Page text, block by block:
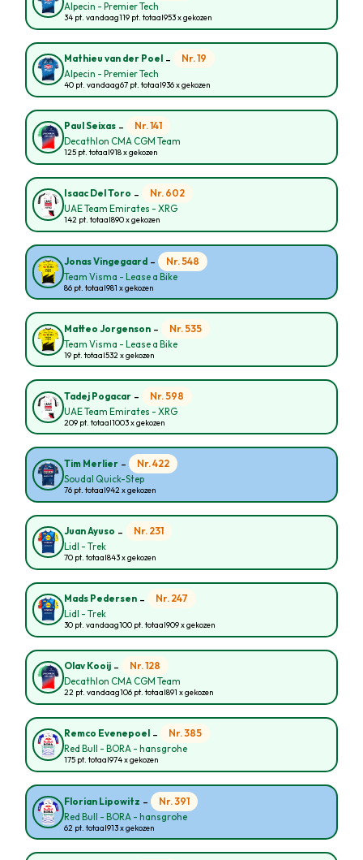
Alpecin - Premier Tech
34 pt. vandaag119 pt. totaal953 x gekozen
Mathieu van der Poel - Nr. 19
Alpecin - Premier Tech
40 pt. vandaag67 pt. totaal936 x gekozen
Paul Seixas - Nr. 141
Decathlon CMA CGM Team
125 pt. totaal918 x gekozen
Isaac Del Toro - Nr. 602
UAE Team Emirates - XRG
142 pt. totaal890 x gekozen
Jonas Vingegaard - Nr. 548
Team Visma - Lease a Bike
86 pt. totaal981 x gekozen
Matteo Jorgenson - Nr. 535
Team Visma - Lease a Bike
19 pt. totaal532 x gekozen
Tadej Pogacar - Nr. 598
UAE Team Emirates - XRG
209 pt. totaal1003 x gekozen
Tim Merlier - Nr. 422
Soudal Quick-Step
76 pt. totaal942 x gekozen
Juan Ayuso - Nr. 231
Lidl - Trek
70 pt. totaal843 x gekozen
Mads Pedersen - Nr. 247
Lidl - Trek
30 pt. vandaag100 pt. totaal909 x gekozen
Olav Kooij - Nr. 128
Decathlon CMA CGM Team
22 pt. vandaag106 pt. totaal891 x gekozen
Remco Evenepoel - Nr. 385
Red Bull - BORA - hansgrohe
175 pt. totaal974 x gekozen
Florian Lipowitz - Nr. 391
Red Bull - BORA - hansgrohe
62 pt. totaal913 x gekozen